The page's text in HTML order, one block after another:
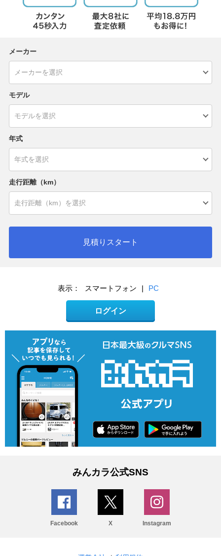
メーカー
モデル
年式
走行距離（km）
見積りスタート
表示： スマートフォン | PC
ログイン
みんカラ公式SNS
Facebook X Instagram